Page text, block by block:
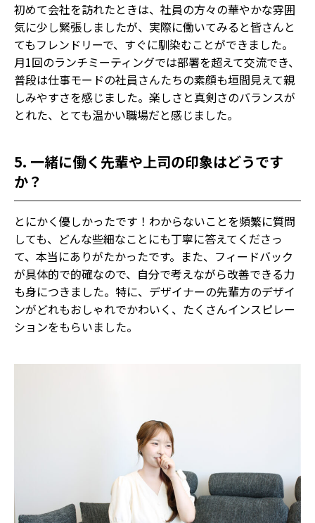
初めて会社を訪れたときは、社員の方々の華やかな雰囲
気に少し緊張しましたが、実際に働いてみると皆さんと
てもフレンドリーで、すぐに馴染むことができました。
月1回のランチミーティングでは部署を超えて交流でき、
普段は仕事モードの社員さんたちの素顔も垣間見えて親
しみやすさを感じました。楽しさと真剣さのバランスが
とれた、とても温かい職場だと感じました。
5. 一緒に働く先輩や上司の印象はどうです
か？
とにかく優しかったです！わからないことを頻繁に質問
しても、どんな些細なことにも丁寧に答えてくださっ
て、本当にありがたかったです。また、フィードバック
が具体的で的確なので、自分で考えながら改善できる力
も身につきました。特に、デザイナーの先輩方のデザイ
ンがどれもおしゃれでかわいく、たくさんインスピレー
ションをもらいました。